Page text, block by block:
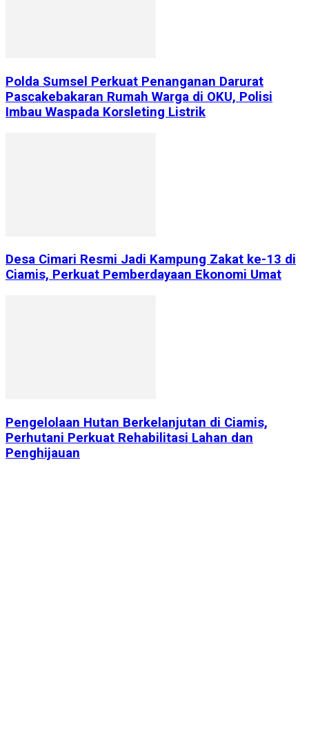
Polda Sumsel Perkuat Penanganan Darurat
Pascakebakaran Rumah Warga di OKU, Polisi
Imbau Waspada Korsleting Listrik
Desa Cimari Resmi Jadi Kampung Zakat ke-13 di
Ciamis, Perkuat Pemberdayaan Ekonomi Umat
Pengelolaan Hutan Berkelanjutan di Ciamis,
Perhutani Perkuat Rehabilitasi Lahan dan
Penghijauan